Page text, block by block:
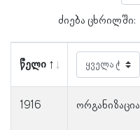
ძიება ცხრილში:
წელი
1916 ორგანიზაცია